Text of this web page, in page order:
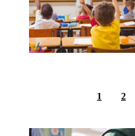
1 2